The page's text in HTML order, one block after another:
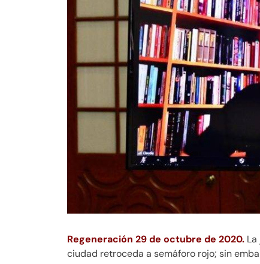
Regeneración 29 de octubre de 2020.
ciudad retroceda a semáforo rojo; sin